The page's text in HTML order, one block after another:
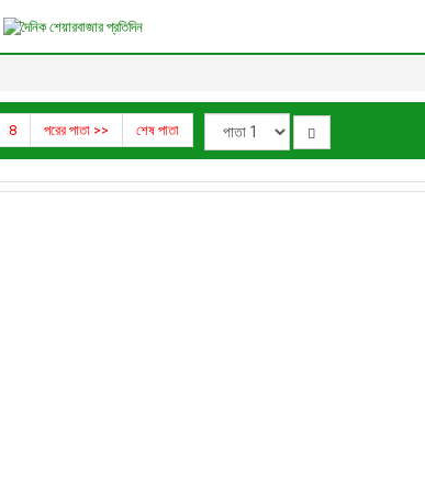
8 পরের পাতা >> শেষ পাতা